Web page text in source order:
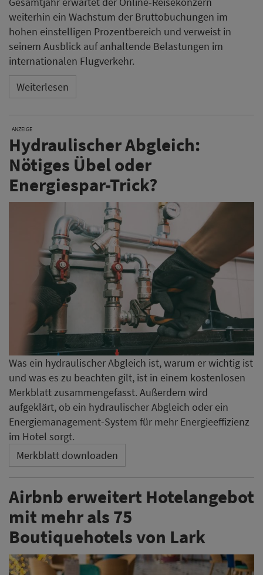
weiterhin ein Wachstum der Bruttobuchungen im
hohen einstelligen Prozentbereich und verweist in
seinem Ausblick auf anhaltende Belastungen im
internationalen Flugverkehr.
Weiterlesen
ANZEIGE
Hydraulischer Abgleich:
Nötiges Übel oder
Energiespar-Trick?
Was ein hydraulischer Abgleich ist, warum er wichtig ist
und was es zu beachten gilt, ist in einem kostenlosen
Merkblatt zusammengefasst. Außerdem wird
aufgeklärt, ob ein hydraulischer Abgleich oder ein
Energiemanagement-System für mehr Energieeffizienz
im Hotel sorgt.
Merkblatt downloaden
Airbnb erweitert Hotelangebot
mit mehr als 75
Boutiquehotels von Lark